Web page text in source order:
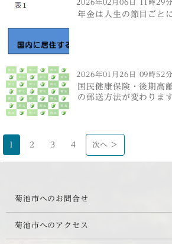
2026年02月06日 11時29分
年金は人生の節目ごと
2026年01月26日 09時52分
国民健康保険・後期高
の郵送方法が変わりま
1 2 3 4 次へ >
菊池市へのお問合せ
菊池市へのアクセス